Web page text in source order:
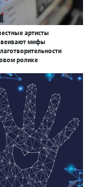
артисты
мифы
ролике